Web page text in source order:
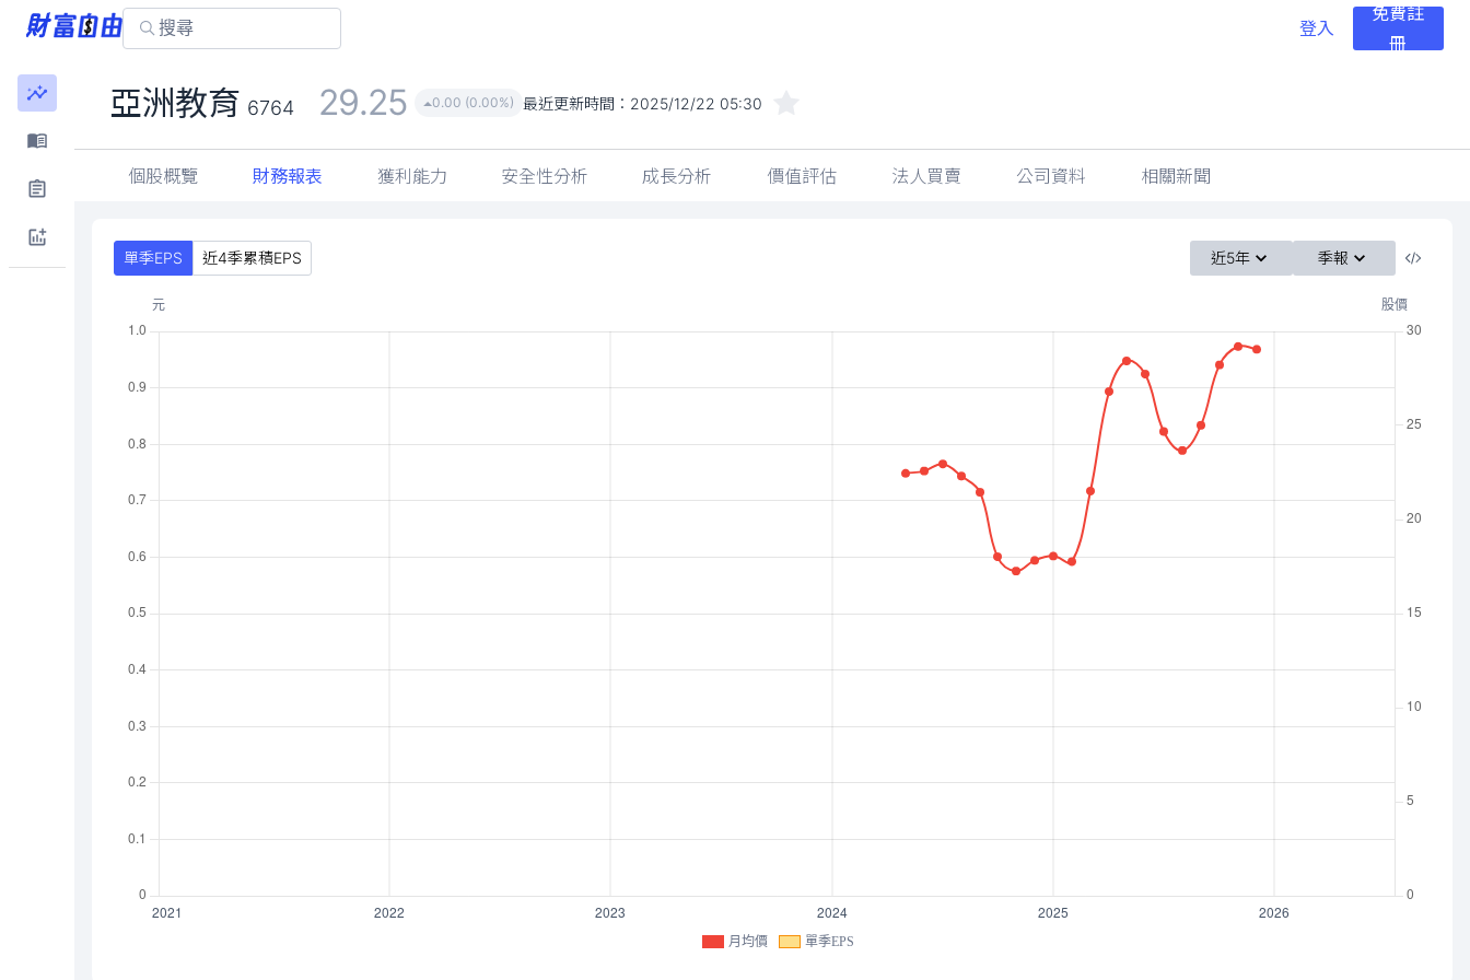
登入
免費註
冊
亞洲教育 6764 29.25 0.00 (0.00%) 最近更新時間： 2025/12/22 05:30
個股概覽 財務報表 獲利能力 安全性分析 成長分析 價值評估 法人買賣 公司資料 相關新聞
單季EPS 近4季累積EPS 近5年 季報
月均價 單季EPS